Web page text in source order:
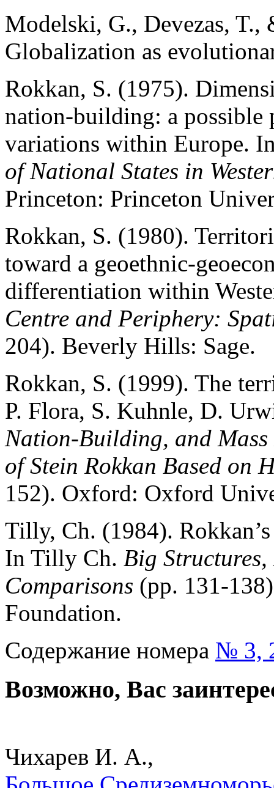
Modelski, G., Devezas,
Globalization as
Rokkan, S. (1975).
nation-building: a possible
variations within Europe.
of National States in
Princeton: Princeton
Rokkan, S. (1980).
toward a geoethnic-
differentiation within
Centre and Periphery:
204). Beverly Hills: Sage.
Rokkan, S. (1999). The
P. Flora, S. Kuhnle, D.
Nation-Building, and
of Stein Rokkan Based on
152). Oxford: Oxford
Tilly, Ch. (1984).
In Tilly Ch. Big Structures,
Comparisons (pp. 131-
Foundation.
Содержание номера № 3,
Возможно, Вас
Чихарев И. А.,